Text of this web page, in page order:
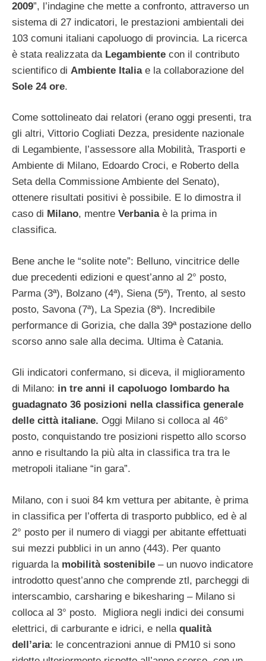
2009”, l’indagine che mette a confronto, attraverso un
sistema di 27 indicatori, le prestazioni ambientali dei
103 comuni italiani capoluogo di provincia. La ricerca
è stata realizzata da Legambiente con il contributo
scientifico di Ambiente Italiae la collaborazione del
Sole 24 ore.
Come sottolineato dai relatori (erano oggi presenti, tra
gli altri, Vittorio Cogliati Dezza, presidente nazionale
di Legambiente, l’assessore alla Mobilità, Trasporti e
Ambiente di Milano, Edoardo Croci, e Roberto della
Seta della Commissione Ambiente del Senato),
ottenere risultati positivi è possibile. E lo dimostra il
caso di Milano, mentre Verbaniaè la prima in
classifica.
Bene anche le “solite note”: Belluno, vincitrice delle
due precedenti edizioni e quest’anno al 2° posto,
Parma (3ª), Bolzano (4ª), Siena (5ª), Trento, al sesto
posto, Savona (7ª), La Spezia (8ª). Incredibile
performance di Gorizia, che dalla 39ª postazione dello
scorso anno sale alla decima. Ultima è Catania.
Gli indicatori confermano, si diceva, il miglioramento
di Milano: in tre anni il capoluogo lombardo ha
guadagnato 36 posizioni nella classifica generale
delle città italiane. Oggi Milano si colloca al 46°
posto, conquistando tre posizioni rispetto allo scorso
anno e risultando la più alta in classifica tra tra le
metropoli italiane “in gara”.
Milano, con i suoi 84 km vettura per abitante, è prima
in classifica per l’offerta di trasporto pubblico, ed è al
2° posto per il numero di viaggi per abitante effettuati
sui mezzi pubblici in un anno (443). Per quanto
riguarda la mobilità sostenibile – un nuovo indicatore
introdotto quest’anno che comprende ztl, parcheggi di
interscambio, carsharing e bikesharing – Milano si
colloca al 3° posto. Migliora negli indici dei consumi
elettrici, di carburante e idrici, e nella qualità
dell’aria: le concentrazioni annue di PM10 si sono